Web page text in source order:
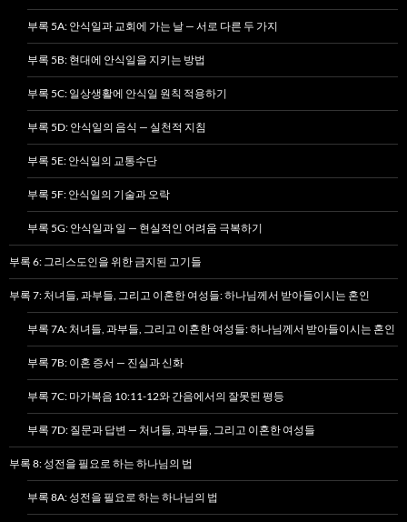
부록 5A: 안식일과 교회에 가는 날 — 서로 다른 두 가지
부록 5B: 현대에 안식일을 지키는 방법
부록 5C: 일상생활에 안식일 원칙 적용하기
부록 5D: 안식일의 음식 — 실천적 지침
부록 5E: 안식일의 교통수단
부록 5F: 안식일의 기술과 오락
부록 5G: 안식일과 일 — 현실적인 어려움 극복하기
부록 6: 그리스도인을 위한 금지된 고기들
부록 7: 처녀들, 과부들, 그리고 이혼한 여성들: 하나님께서 받아들이시는 혼인
부록 7A: 처녀들, 과부들, 그리고 이혼한 여성들: 하나님께서 받아들이시는 혼인
부록 7B: 이혼 증서 — 진실과 신화
부록 7C: 마가복음 10:11-12와 간음에서의 잘못된 평등
부록 7D: 질문과 답변 — 처녀들, 과부들, 그리고 이혼한 여성들
부록 8: 성전을 필요로 하는 하나님의 법
부록 8A: 성전을 필요로 하는 하나님의 법